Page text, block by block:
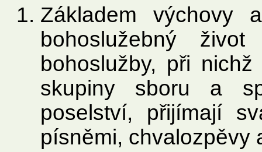
Základem
bohoslužebný
bohoslužby, při
skupiny sboru a
poselství, přijímají
písněmi, chvalozpěvy